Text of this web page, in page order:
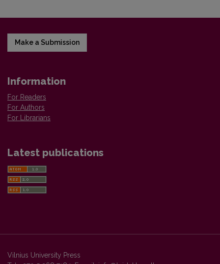
Make a Submission
Information
For Readers
For Authors
For Librarians
Latest publications
Vilnius University Press